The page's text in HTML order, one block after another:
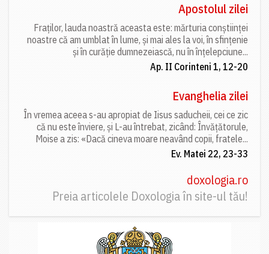
Apostolul zilei
Fraților, lauda noastră aceasta este: mărturia conștiinței
noastre că am umblat în lume, și mai ales la voi, în sfințenie
și în curăție dumnezeiască, nu în înțelepciune...
Ap. II Corinteni 1, 12-20
Evanghelia zilei
În vremea aceea s-au apropiat de Iisus saducheii, cei ce zic
că nu este înviere, și L-au întrebat, zicând: Învățătorule,
Moise a zis: «Dacă cineva moare neavând copii, fratele...
Ev. Matei 22, 23-33
doxologia.ro
Preia articolele Doxologia în site-ul tău!